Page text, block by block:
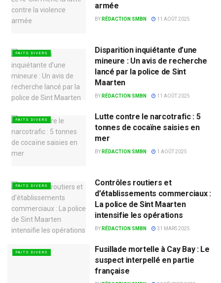
armée
BY RÉDACTION SMBN 11 AOÛT 2025
FAITS DIVERS
Disparition inquiétante d’une
mineure : Un avis de recherche
lancé par la police de Sint
Maarten
BY RÉDACTION SMBN 11 AOÛT 2025
FAITS DIVERS
Lutte contre le narcotrafic : 5
tonnes de cocaïne saisies en
mer
BY RÉDACTION SMBN 1 AOÛT 2025
FAITS DIVERS
Contrôles routiers et
d’établissements commerciaux :
La police de Sint Maarten
intensifie les opérations
BY RÉDACTION SMBN 31 MARS 2025
FAITS DIVERS
Fusillade mortelle à Cay Bay : Le
suspect interpellé en partie
française